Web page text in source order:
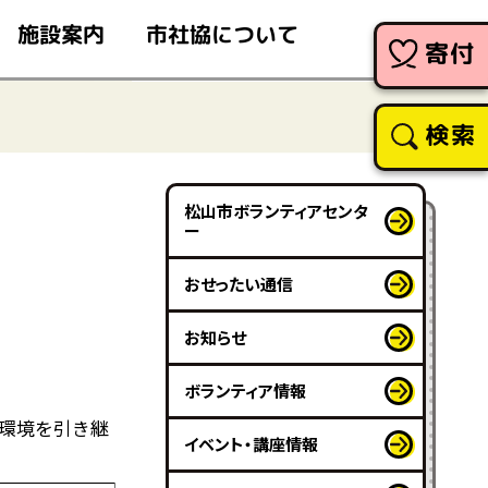
施設案内 市社協について
寄付
検索
境を引き継
松山市ボランティアセンタ
ー
おせったい通信
お知らせ
ボランティア情報
イベント・講座情報